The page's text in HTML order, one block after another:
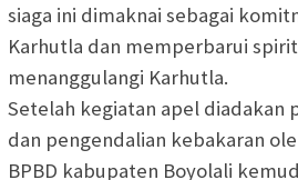
siaga ini dimaknai sebagai
Karhutla dan memperbarui
menanggulangi Karhutla.
Setelah kegiatan apel diadakan
dan pengendalian kebakaran
BPBD kabupaten Boyolali